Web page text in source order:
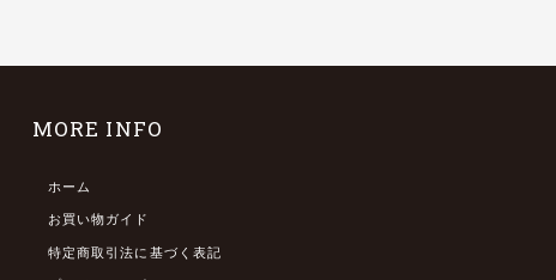
MORE INFO
ホーム
お買い物ガイド
特定商取引法に基づく表記